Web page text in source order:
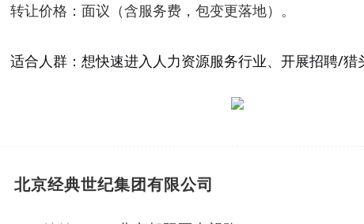
转让价格： 面议（含服务费，包变更落地）。
适合人群：想快速进入人力资源服务行业、开展招聘/
北京经典世纪集团有限公司